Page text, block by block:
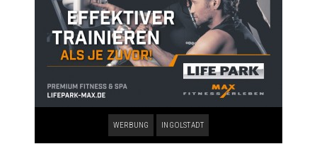
WERBUNG INGOLSTADT